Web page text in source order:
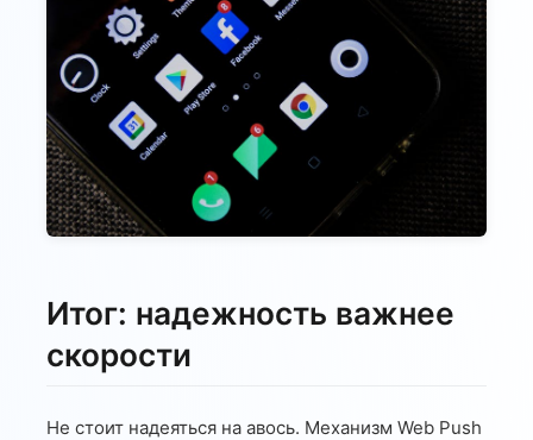
Итог: надежность важнее
скорости
Не стоит надеяться на авось. Механизм Web Push